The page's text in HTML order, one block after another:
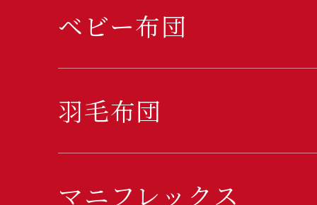
ベビー布団
羽毛布団
マニフレックス